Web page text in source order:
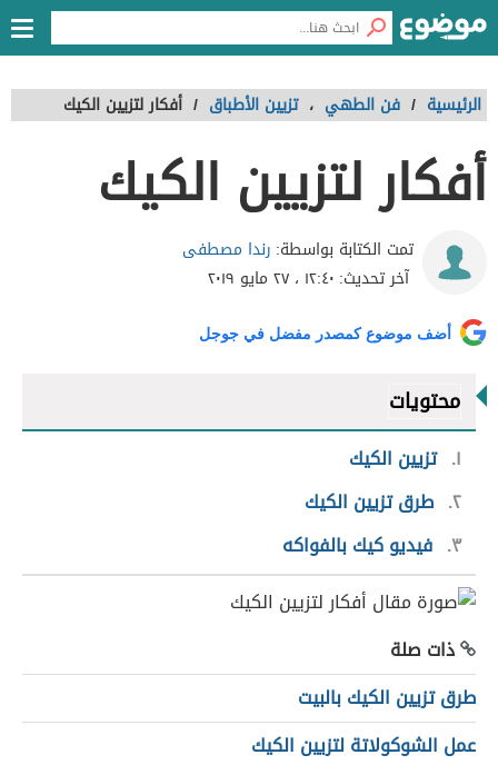
الرئيسية / فن الطهي ، تزيين الأطباق / أفكار لتزيين الكيك
أفكار لتزيين الكيك
تمت الكتابة بواسطة: رندا مصطفى
آخر تحديث: ١٢:٤٠ ، ٢٧ مايو ٢٠١٩
أضف موضوع كمصدر مفضل في جوجل
محتويات
١ تزيين الكيك
٢ طرق تزيين الكيك
٣ فيديو كيك بالفواكه
ذات صلة
طرق تزيين الكيك بالبيت
عمل الشوكولاتة لتزيين الكيك